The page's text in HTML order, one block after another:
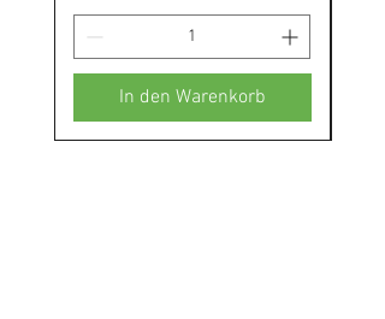
In den Warenkorb